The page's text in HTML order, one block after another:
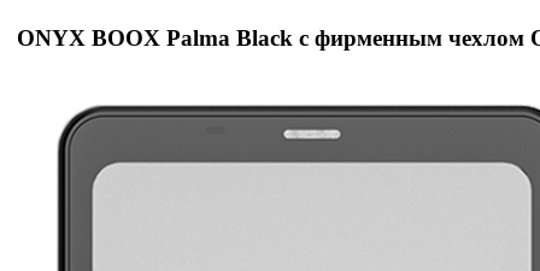
ONYX BOOX Palma Black с фирменным чехлом